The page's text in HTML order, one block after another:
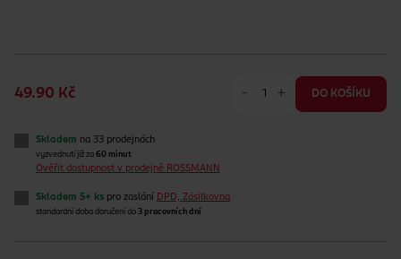
49.90 Kč - + DO KOŠÍKU
Skladem na 33 prodejnách
vyzvednutí již za 60 minut
Ověřit dostupnost v prodejně ROSSMANN
Skladem 5+ ks pro zaslání DPD, Zásilkovna
standardní doba doručení do 3 pracovních dní